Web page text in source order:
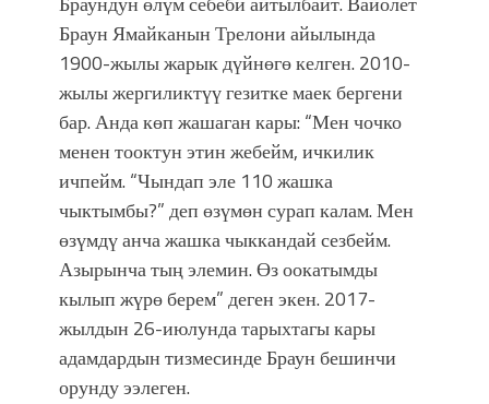
“КАРА КЕМПИР”: ҮМҮТТҮН
ТҮБӨЛҮК СИМВОЛУ
Кыргызстандагы эң ири музыкалуу
фонтанды көрүү үчүн Royal Central
Park'ка 30 миң адам чогулду
Браун Ямайканын Трелони айылында
1900-жылы жарык дүйнөгө келген. 2010-
жылы жергиликтүү гезитке маек бергени
бар. Анда көп жашаган кары: “Мен чочко
менен тооктун этин жебейм, ичкилик
ичпейм. “Чындап эле 110 жашка
чыктымбы?” деп өзүмөн сурап калам. Мен
өзүмдү анча жашка чыккандай сезбейм.
Азырынча тың элемин. Өз оокатымды
кылып жүрө берем” деген экен. 2017-
жылдын 26-июлунда тарыхтагы кары
адамдардын тизмесинде Браун бешинчи
орунду ээлеген.